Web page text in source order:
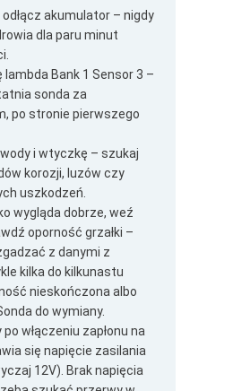
odłącz akumulator – nigdy
dla paru minut
lambda Bank 1 Sensor 3 –
sonda za
po stronie pierwszego
i wtyczkę – szukaj
korozji, luzów czy
uszkodzeń.
wygląda dobrze, weź
oporność grzałki –
z danymi z
kilka do kilkunastu
nieskończona albo
do wymiany.
włączeniu zapłonu na
się napięcie zasilania
12V). Brak napięcia